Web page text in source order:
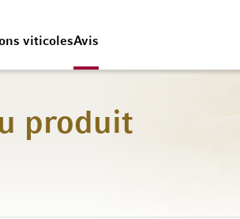
viticolesAvis
produit